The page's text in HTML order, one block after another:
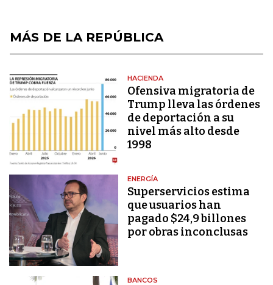
MÁS DE LA REPÚBLICA
HACIENDA
Ofensiva migratoria de
Trump lleva las órdenes
de deportación a su
nivel más alto desde
1998
ENERGÍA
Superservicios estima
que usuarios han
pagado $24,9 billones
por obras inconclusas
BANCOS